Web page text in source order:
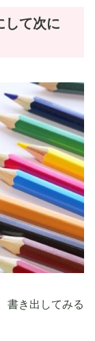
して次に
書き出してみる